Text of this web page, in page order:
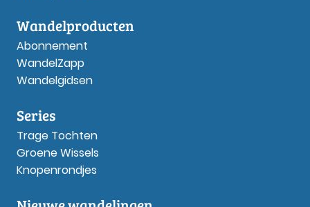
Wandelproducten
Abonnement
WandelZapp
Wandelgidsen
Series
Trage Tochten
Groene Wissels
Knopenrondjes